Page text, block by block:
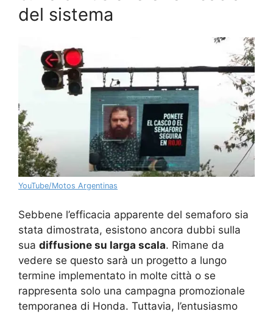
del sistema
YouTube/Motos Argentinas
Sebbene l’efficacia apparente del semaforo sia
stata dimostrata, esistono ancora dubbi sulla
sua diffusione su larga scala. Rimane da
vedere se questo sarà un progetto a lungo
termine implementato in molte città o se
rappresenta solo una campagna promozionale
temporanea di Honda. Tuttavia, l’entusiasmo